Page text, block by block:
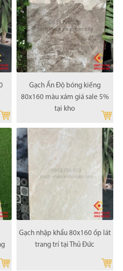
Gạch Ấn Độ bóng kiếng
80x160 màu xám giá sale 5%
tại kho
Gạch nhập khẩu 80x160 ốp lát
trang trí tại Thủ Đức